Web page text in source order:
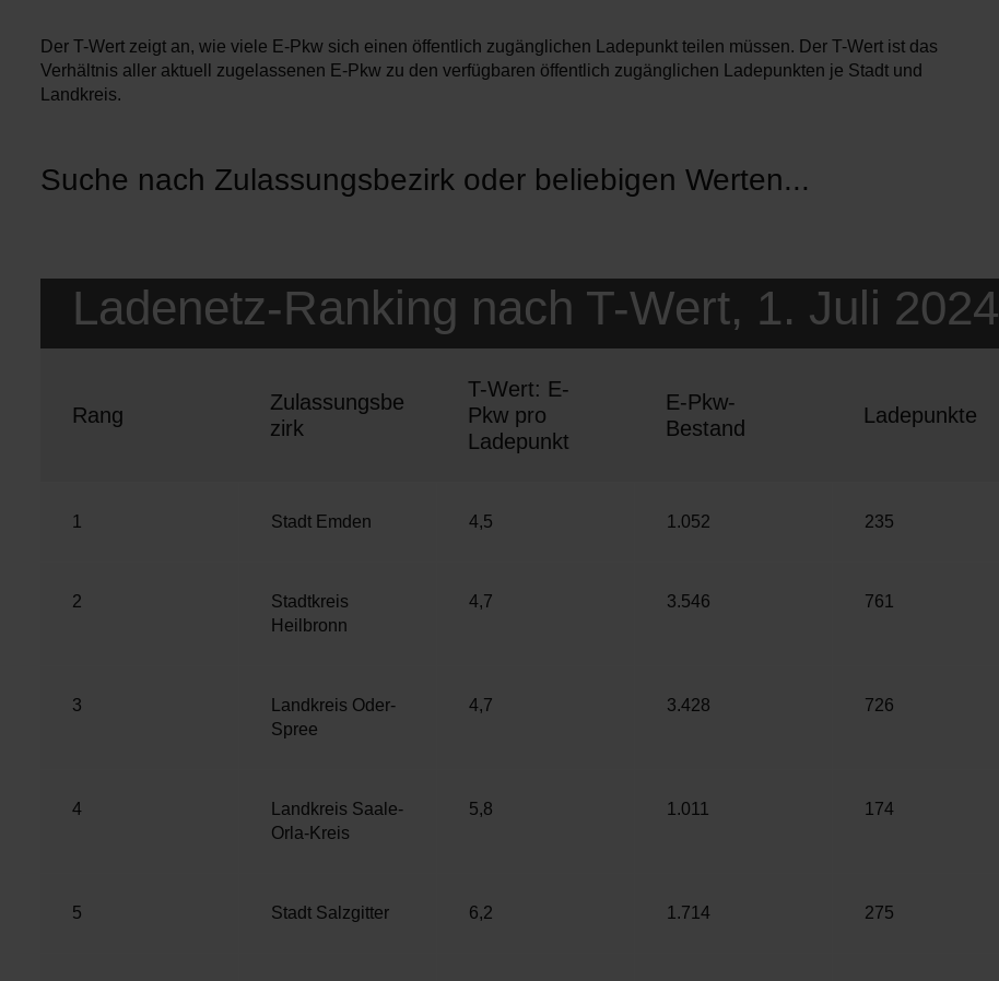
Der T-Wert zeigt an, wie viele E-Pkw sich einen öffentlich zugänglichen Ladepunkt teilen müssen. Der T-Wert ist das
Verhältnis aller aktuell zugelassenen E-Pkw zu den verfügbaren öffentlich zugänglichen Ladepunkten je Stadt und
Landkreis.
Ladenetz-Ranking nach T-Wert, 1. Juli 2024
Rang
Zulassungsbe
zirk
T-Wert: E-
Pkw pro
Ladepunkt
E-Pkw-
Bestand
Ladepunkte
1 Stadt Emden 4,5 1.052 235
2
Stadtkreis
Heilbronn
4,7 3.546 761
3
Landkreis Oder-
Spree
4,7 3.428 726
4
Landkreis Saale-
Orla-Kreis
5,8 1.011 174
5 Stadt Salzgitter 6,2 1.714 275